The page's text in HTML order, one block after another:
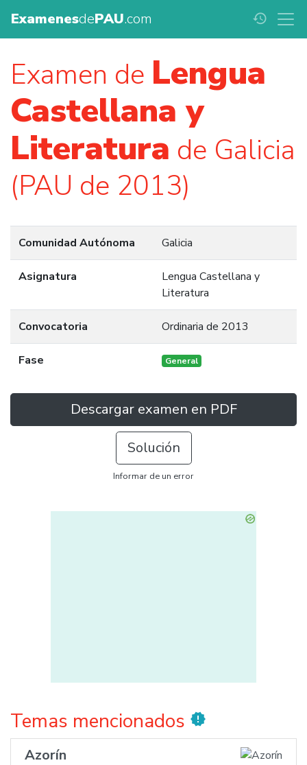
ExamenesdePAU.com history
Examen de Lengua
Castellana y
Literatura de Galicia
(PAU de 2013)
Comunidad Autónoma Galicia
Asignatura
Lengua Castellana y
Literatura
Convocatoria Ordinaria de 2013
Fase General
Descargar examen en PDF
Solución
Informar de un error
Temas mencionados new_releases
Azorín